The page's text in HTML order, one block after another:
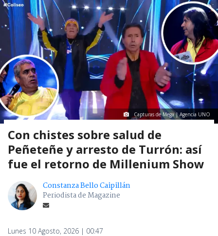
Capturas de Mega | Agencia UNO
Con chistes sobre salud de
Peñeteñe y arresto de Turrón: así
fue el retorno de Millenium Show
Constanza Bello Caipillán
Periodista de Magazine
Lunes 10 Agosto, 2026 | 00:47